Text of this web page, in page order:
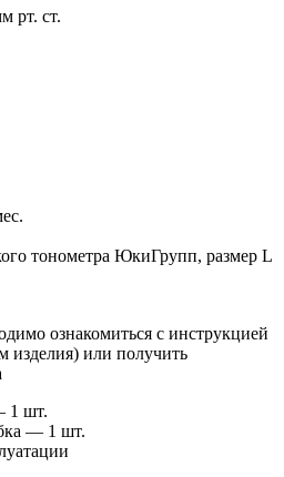
рт. ст.
тонометра ЮкиГрупп, размер L
ознакомиться с инструкцией
изделия) или получить
1 шт.
— 1 шт.